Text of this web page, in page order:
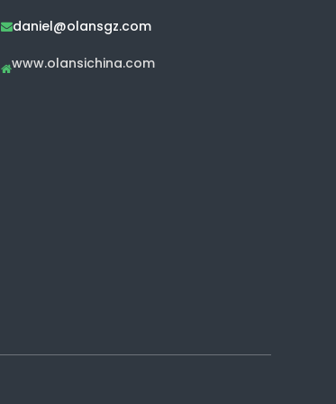
daniel@olansgz.com
www.olansichina.com